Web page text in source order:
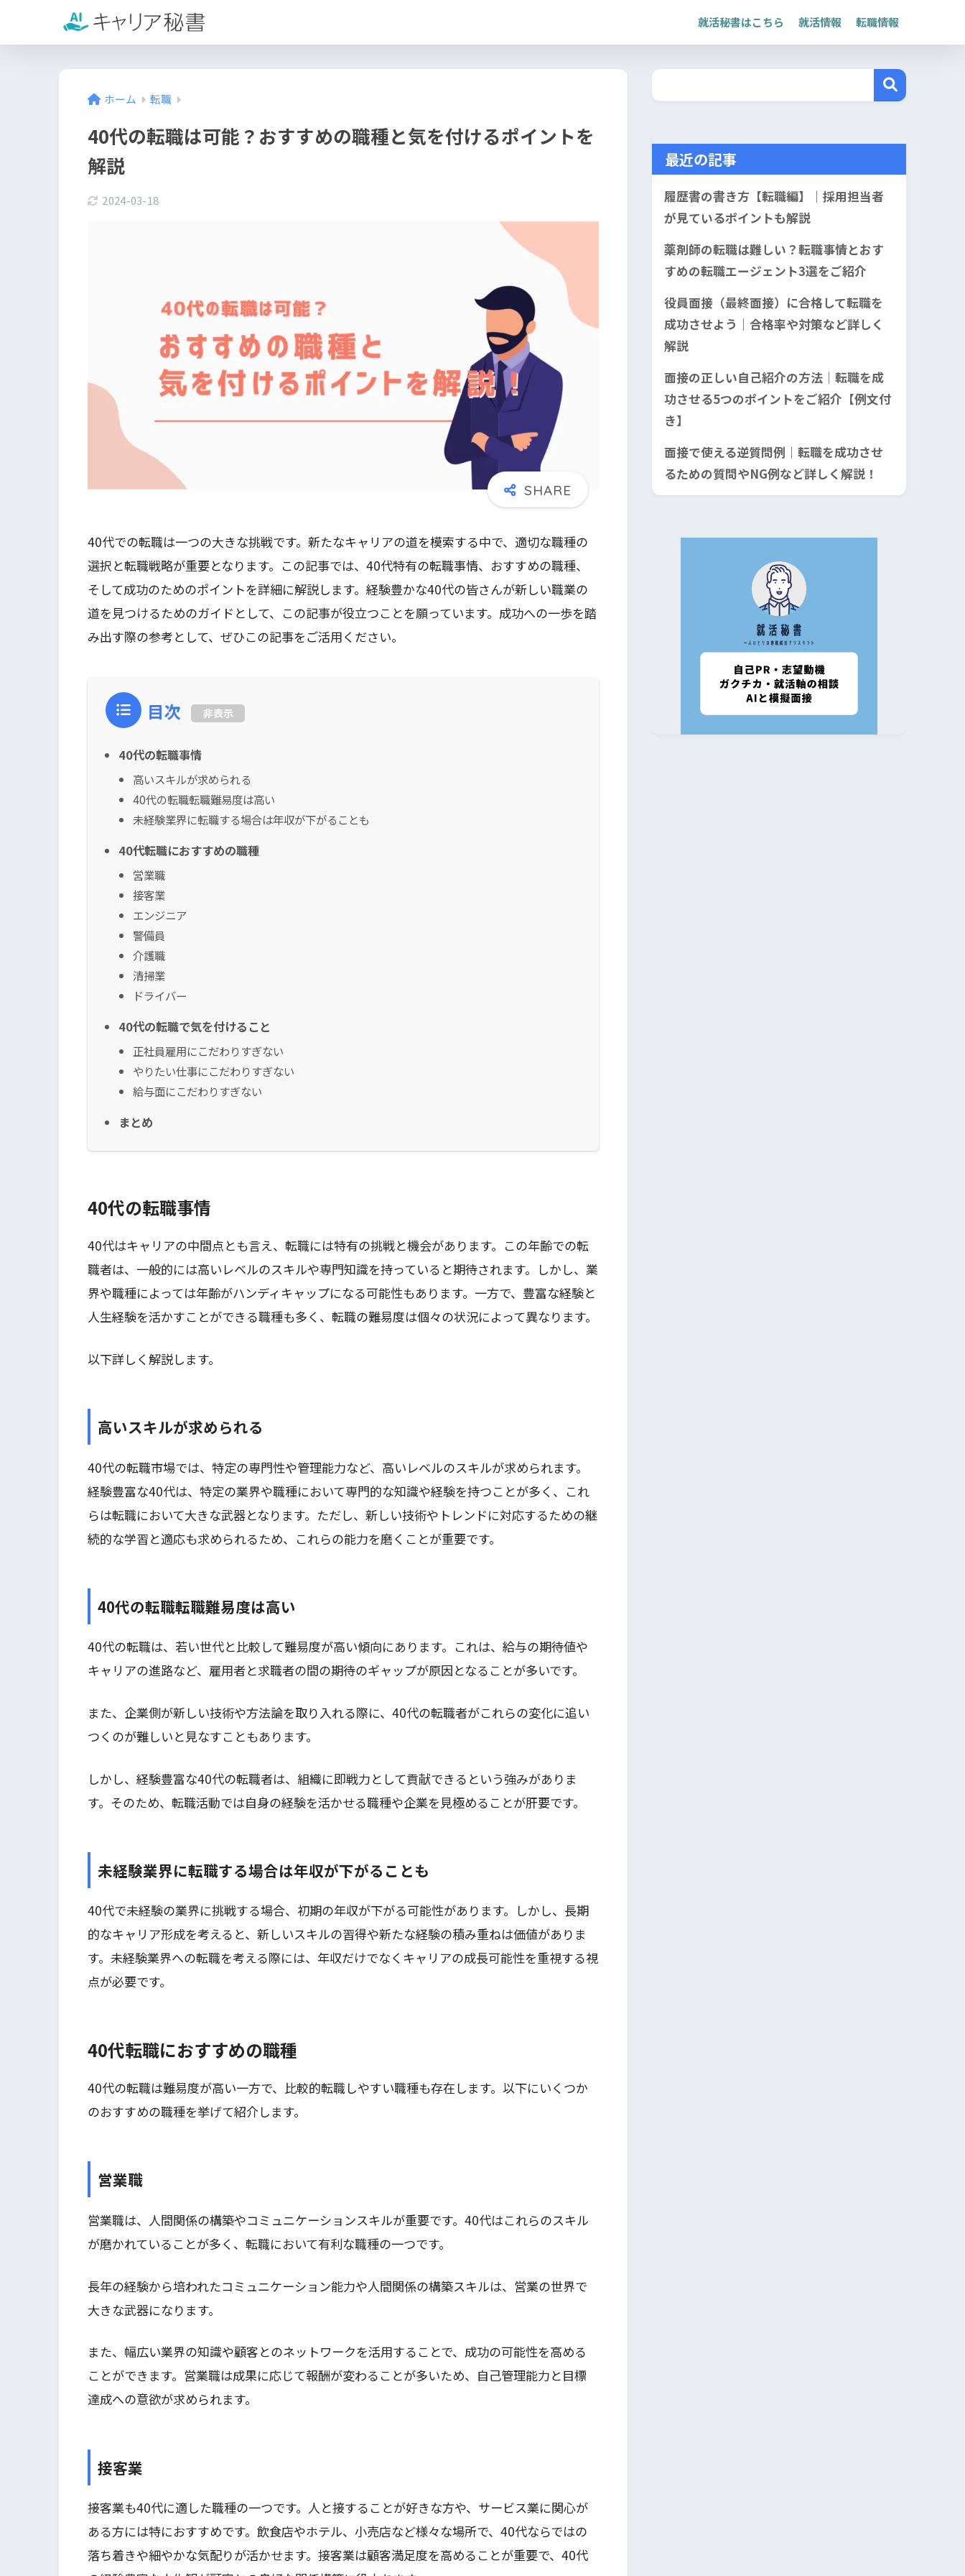
就活秘書はこちら 就活情報 転職情報
ホーム 転職
40代の転職は可能？おすすめの職種と気を付けるポイントを
解説
2024-03-18
40代での転職は一つの大きな挑戦です。新たなキャリアの道を模索する中で、適切な職種の
選択と転職戦略が重要となります。この記事では、40代特有の転職事情、おすすめの職種、
そして成功のためのポイントを詳細に解説します。経験豊かな40代の皆さんが新しい職業の
道を見つけるためのガイドとして、この記事が役立つことを願っています。成功への一歩を踏
み出す際の参考として、ぜひこの記事をご活用ください。
目次 非表示
40代の転職事情
高いスキルが求められる
40代の転職転職難易度は高い
未経験業界に転職する場合は年収が下がることも
40代転職におすすめの職種
営業職
接客業
エンジニア
警備員
介護職
清掃業
ドライバー
40代の転職で気を付けること
正社員雇用にこだわりすぎない
やりたい仕事にこだわりすぎない
給与面にこだわりすぎない
まとめ
40代の転職事情
40代はキャリアの中間点とも言え、転職には特有の挑戦と機会があります。この年齢での転
職者は、一般的には高いレベルのスキルや専門知識を持っていると期待されます。しかし、業
界や職種によっては年齢がハンディキャップになる可能性もあります。一方で、豊富な経験と
人生経験を活かすことができる職種も多く、転職の難易度は個々の状況によって異なります。
以下詳しく解説します。
高いスキルが求められる
40代の転職市場では、特定の専門性や管理能力など、高いレベルのスキルが求められます。
経験豊富な40代は、特定の業界や職種において専門的な知識や経験を持つことが多く、これ
らは転職において大きな武器となります。ただし、新しい技術やトレンドに対応するための継
続的な学習と適応も求められるため、これらの能力を磨くことが重要です。
40代の転職転職難易度は高い
40代の転職は、若い世代と比較して難易度が高い傾向にあります。これは、給与の期待値や
キャリアの進路など、雇用者と求職者の間の期待のギャップが原因となることが多いです。
また、企業側が新しい技術や方法論を取り入れる際に、40代の転職者がこれらの変化に追い
つくのが難しいと見なすこともあります。
しかし、経験豊富な40代の転職者は、組織に即戦力として貢献できるという強みがありま
す。そのため、転職活動では自身の経験を活かせる職種や企業を見極めることが肝要です。
未経験業界に転職する場合は年収が下がることも
40代で未経験の業界に挑戦する場合、初期の年収が下がる可能性があります。しかし、長期
的なキャリア形成を考えると、新しいスキルの習得や新たな経験の積み重ねは価値がありま
す。未経験業界への転職を考える際には、年収だけでなくキャリアの成長可能性を重視する視
点が必要です。
40代転職におすすめの職種
40代の転職は難易度が高い一方で、比較的転職しやすい職種も存在します。以下にいくつか
のおすすめの職種を挙げて紹介します。
営業職
営業職は、人間関係の構築やコミュニケーションスキルが重要です。40代はこれらのスキル
が磨かれていることが多く、転職において有利な職種の一つです。
長年の経験から培われたコミュニケーション能力や人間関係の構築スキルは、営業の世界で
大きな武器になります。
また、幅広い業界の知識や顧客とのネットワークを活用することで、成功の可能性を高める
ことができます。営業職は成果に応じて報酬が変わることが多いため、自己管理能力と目標
達成への意欲が求められます。
接客業
接客業も40代に適した職種の一つです。人と接することが好きな方や、サービス業に関心が
ある方には特におすすめです。飲食店やホテル、小売店など様々な場所で、40代ならではの
落ち着きや細やかな気配りが活かせます。接客業は顧客満足度を高めることが重要で、40代
最近の記事
履歴書の書き方【転職編】｜採用担当者
が見ているポイントも解説
薬剤師の転職は難しい？転職事情とおす
すめの転職エージェント3選をご紹介
役員面接（最終面接）に合格して転職を
成功させよう｜合格率や対策など詳しく
解説
面接の正しい自己紹介の方法｜転職を成
功させる5つのポイントをご紹介【例文付
き】
面接で使える逆質問例｜転職を成功させ
るための質問やNG例など詳しく解説！